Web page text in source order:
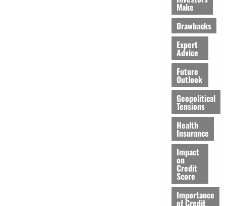
Make
Drawbacks
Expert
Advice
Future
Outlook
Geopolitical
Tensions
Health
Insurance
Impact
on
Credit
Score
Importance
of Credit